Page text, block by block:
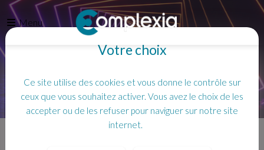
Menu
Accueil
Contact
Lorem ipsum dolor sit amet consectetur adipiscing elit
Votre choix
Ce site utilise des cookies et vous donne le contrôle sur
ceux que vous souhaitez activer. Vous avez le choix de les
accepter ou de les refuser pour naviguer sur notre site
internet.